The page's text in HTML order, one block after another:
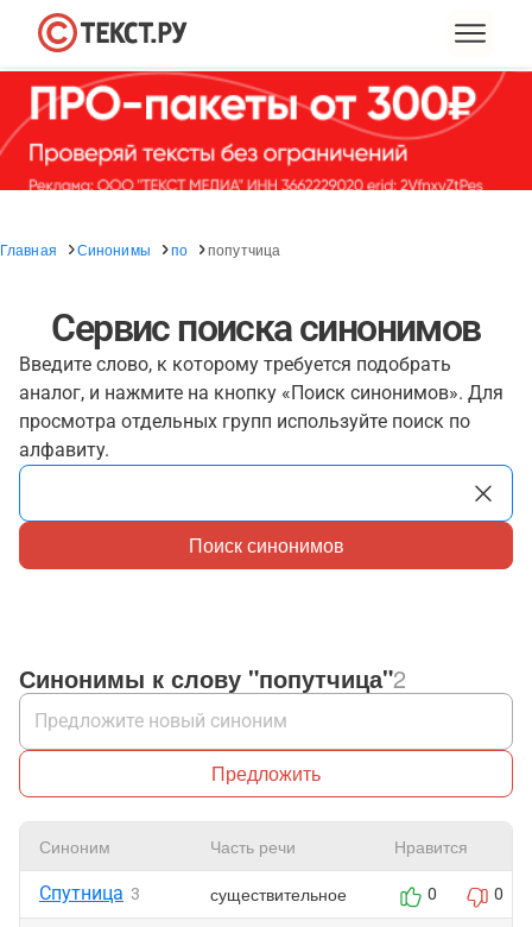
Главная Синонимы по попутчица
Сервис поиска синонимов
Введите слово, к которому требуется подобрать
аналог, и нажмите на кнопку «Поиск синонимов». Для
просмотра отдельных групп используйте поиск по
алфавиту.
Поиск синонимов
Синонимы к слову "попутчица"2
Предложить
Синоним Часть речи Нравится
Спутница 3 существительное 0 0